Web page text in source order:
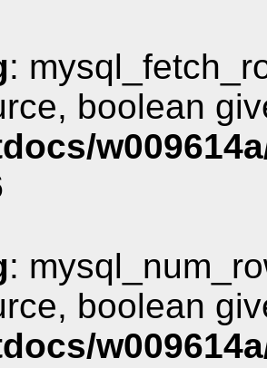
:
boolean
:
boolean